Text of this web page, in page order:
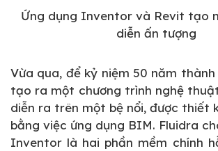
Ứng dụng Inventor và Revit tạo
diễn ấn tượng
Vừa qua, để kỷ niệm 50 năm
tạo ra một chương trình nghệ
diễn ra trên một bệ nổi, được thiết
bằng việc ứng dụng BIM. Fluidra
Inventor là hai phần mềm chính